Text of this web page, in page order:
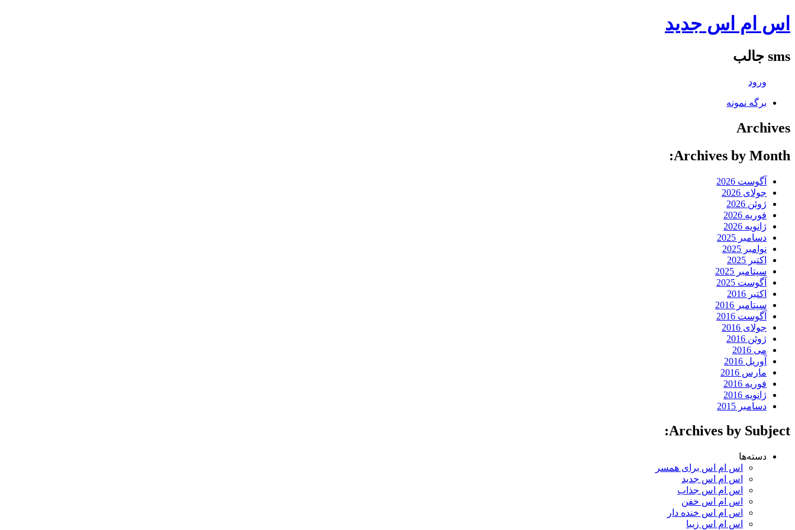
اس ام اس جدید
sms جالب
ورود
برگه نمونه
Archives
Archives by Month:
آگوست 2026
جولای 2026
ژوئن 2026
فوریه 2026
ژانویه 2026
دسامبر 2025
نوامبر 2025
اکتبر 2025
سپتامبر 2025
آگوست 2025
اکتبر 2016
سپتامبر 2016
آگوست 2016
جولای 2016
ژوئن 2016
می 2016
آوریل 2016
مارس 2016
فوریه 2016
ژانویه 2016
دسامبر 2015
Archives by Subject:
دسته‌ها
اس ام اس برای همسر
اس ام اس جدید
اس ام اس جذاب
اس ام اس خفن
اس ام اس خنده دار
اس ام اس زیبا